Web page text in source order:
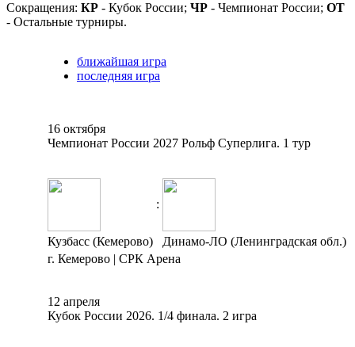
Сокращения: КР - Кубок России; ЧР - Чемпионат России; ОТ
- Остальные турниры.
ближайшая игра
последняя игра
16 октября
Чемпионат России 2027 Рольф Суперлига. 1 тур
:
Кузбасс (Кемерово)
Динамо-ЛО (Ленинградская обл.)
г. Кемерово | СРК Арена
12 апреля
Кубок России 2026. 1/4 финала. 2 игра